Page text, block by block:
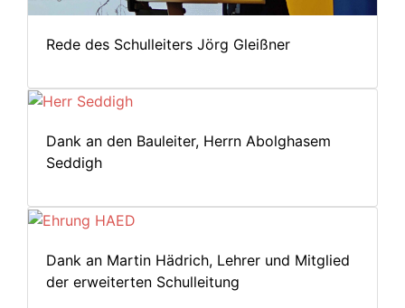
Rede des Schulleiters Jörg Gleißner
Dank an den Bauleiter, Herrn Abolghasem
Seddigh
Dank an Martin Hädrich, Lehrer und Mitglied
der erweiterten Schulleitung